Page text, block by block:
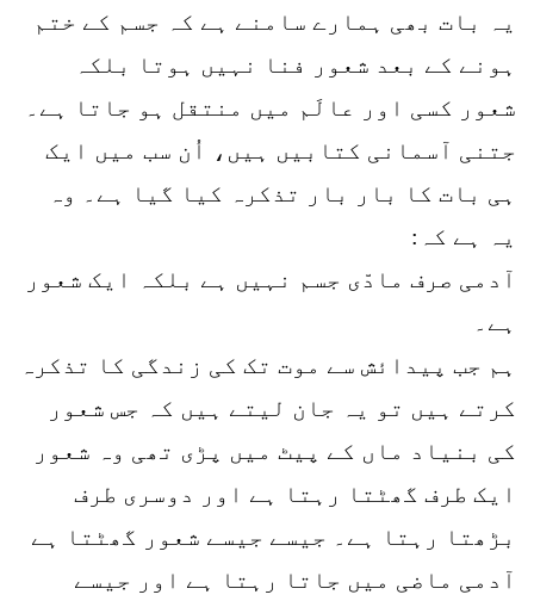
یہ بات بھی ہمارے سامنے ہے کہ جسم کے ختم
ہونے کے بعد شعور فنا نہیں ہوتا بلکہ
شعور کسی اور عالَم میں منتقل ہو جاتا ہے۔
جتنی آسمانی کتابیں ہیں، اُن سب میں ایک
ہی بات کا بار بار تذکرہ کیا گیا ہے۔ وہ
یہ ہے کہ:
آدمی صرف مادّی جسم نہیں ہے بلکہ ایک شعور
ہے۔
ہم جب پیدائش سے موت تک کی زندگی کا تذکرہ
کرتے ہیں تو یہ جان لیتے ہیں کہ جس شعور
کی بنیاد ماں کے پیٹ میں پڑی تھی وہ شعور
ایک طرف گھٹتا رہتا ہے اور دوسری طرف
بڑھتا رہتا ہے۔ جیسے جیسے شعور گھٹتا ہے
آدمی ماضی میں جاتا رہتا ہے اور جیسے